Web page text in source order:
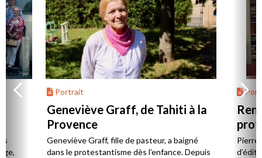
Portrait
Geneviève Graff, de Tahiti à la
Provence
Geneviève Graff, fille de pasteur, a baigné
dans le protestantisme dès l’enfance. Depuis